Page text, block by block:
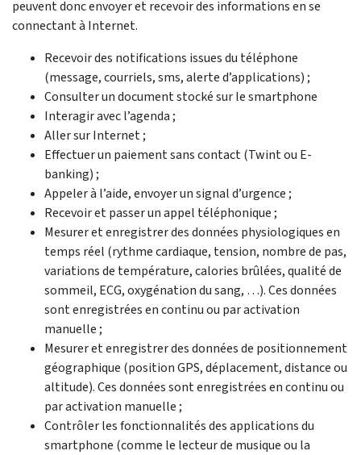
peuvent donc envoyer et recevoir des informations en se
connectant à Internet.
Recevoir des notifications issues du téléphone
(message, courriels, sms, alerte d’applications) ;
Consulter un document stocké sur le smartphone
Interagir avec l’agenda ;
Aller sur Internet ;
Effectuer un paiement sans contact (Twint ou E-
banking) ;
Appeler à l’aide, envoyer un signal d’urgence ;
Recevoir et passer un appel téléphonique ;
Mesurer et enregistrer des données physiologiques en
temps réel (rythme cardiaque, tension, nombre de pas,
variations de température, calories brûlées, qualité de
sommeil, ECG, oxygénation du sang, …). Ces données
sont enregistrées en continu ou par activation
manuelle ;
Mesurer et enregistrer des données de positionnement
géographique (position GPS, déplacement, distance ou
altitude). Ces données sont enregistrées en continu ou
par activation manuelle ;
Contrôler les fonctionnalités des applications du
smartphone (comme le lecteur de musique ou la